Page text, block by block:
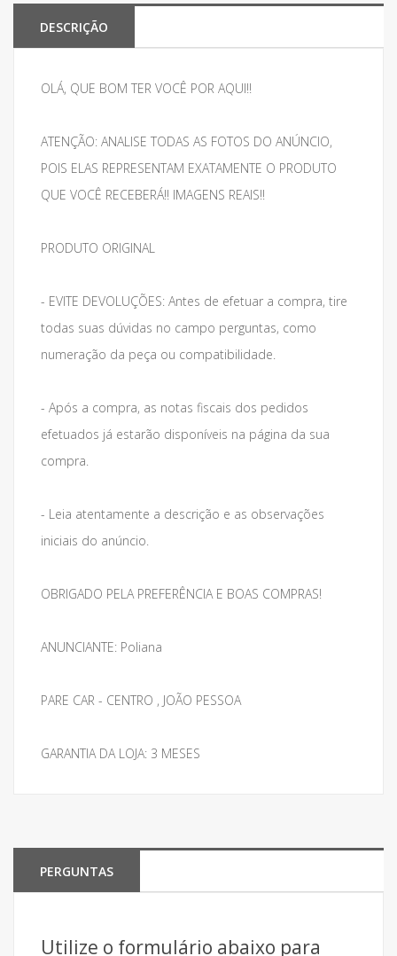
DESCRIÇÃO
OLÁ, QUE BOM TER VOCÊ POR AQUI!!
ATENÇÃO: ANALISE TODAS AS FOTOS DO ANÚNCIO,
POIS ELAS REPRESENTAM EXATAMENTE O PRODUTO
QUE VOCÊ RECEBERÁ!! IMAGENS REAIS!!
PRODUTO ORIGINAL
- EVITE DEVOLUÇÕES: Antes de efetuar a compra, tire
todas suas dúvidas no campo perguntas, como
numeração da peça ou compatibilidade.
- Após a compra, as notas fiscais dos pedidos
efetuados já estarão disponíveis na página da sua
compra.
- Leia atentamente a descrição e as observações
iniciais do anúncio.
OBRIGADO PELA PREFERÊNCIA E BOAS COMPRAS!
ANUNCIANTE: Poliana
PARE CAR - CENTRO , JOÃO PESSOA
GARANTIA DA LOJA: 3 MESES
PERGUNTAS
Utilize o formulário abaixo para